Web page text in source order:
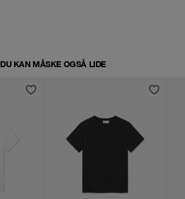
DU KAN MÅSKE OGSÅ LIDE